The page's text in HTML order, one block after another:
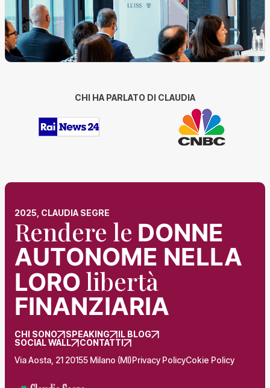
CHI HA PARLATO DI CLAUDIA
2025, CLAUDIA SEGRE
Rendere le DONNE
AUTONOME NELLA
LORO libertà
FINANZIARIA
CHI SONO SPEAKING
IL BLOG
SOCIAL WALL
CONTATTI
Via Aosta, 21 20155 Milano (MI)Privacy PolicyCokie Policy